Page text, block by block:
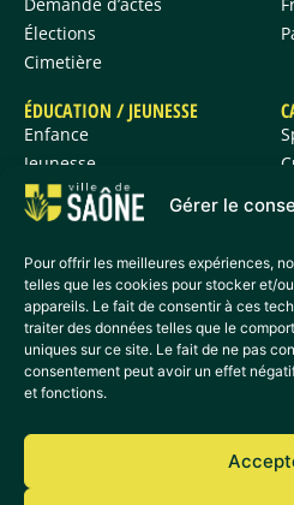
Gérer le
Pour offrir les meilleures expériences,
telles que les cookies pour stocker et/
appareils. Le fait de consentir à ces
traiter des données telles que le
uniques sur ce site. Le fait de ne pas
consentement peut avoir un effet
et fonctions.
Demande d’actes
Élections
Cimetière
ÉDUCATION / JEUNESSE
Enfance
Jeunesse
ACCÈS DIRECTS
Actualités
Agenda
Déchetterie
Transport